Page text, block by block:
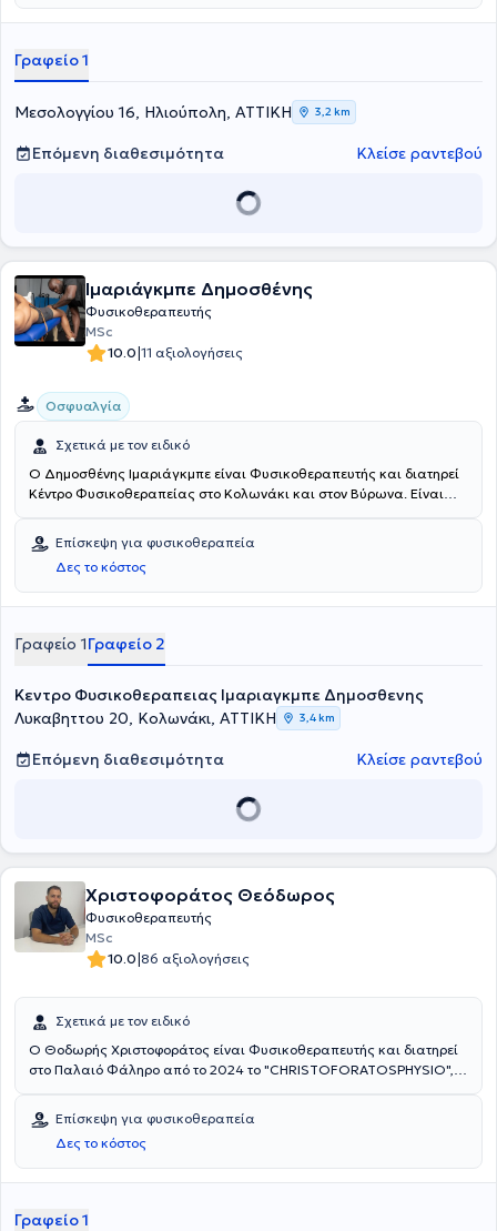
σύγχρονα εξοπλισμένος και σε συνδυασμό με το εξειδικευμένο και
υπηρεσιών με άμεσα και ποιοτικά αποτελέσματα.
Γραφείο 1
Μεσολογγίου 16, Ηλιούπολη, ΑΤΤΙΚΗ 3,2 km
Επόμενη διαθεσιμότητα Κλείσε ραντεβού
Ιμαριάγκμπε Δημοσθένης
Φυσικοθεραπευτής
MSc
10.0|11 αξιολογήσεις
Οσφυαλγία
Σχετικά με τον ειδικό
Ο Δημοσθένης Ιμαριάγκμπε είναι Φυσικοθεραπευτής και διατηρεί
Κέντρο Φυσικοθεραπείας στο Κολωνάκι και στον Βύρωνα. Είναι
και καθηγητής φυσικοθεραπείας του ΙΕΚ ΟΜΗΡΟΣ. Ο ειδικός
εφαρμόζει σύγχρονες μέθοδοι φυσικοθεραπείας για την
αποκατάσταση επίπονων μυοσκελετικών παθήσεων και
τραυματισμών. Με τη χρήση σύγχρονου φυσικοθεραπευτικού
αναπνευστικών, νευρολογικών παθήσεων, αθλητικών κακώσεων,
θεραπευτική μάλαξη, ενδυνάμωση αλλά και συντήρηση.
ανάμεσα στον φυσικοθεραπευτή και τους ασθενείς του.
Επίσκεψη για φυσικοθεραπεία
Δες το κόστος
Γραφείο 1Γραφείο 2
Κεντρο Φυσικοθεραπειας Ιμαριαγκμπε Δημοσθενης
Λυκαβηττου 20, Κολωνάκι, ΑΤΤΙΚΗ
3,4 km
Επόμενη διαθεσιμότητα Κλείσε ραντεβού
Χριστοφοράτος Θεόδωρος
Φυσικοθεραπευτής
MSc
10.0|86 αξιολογήσεις
Σχετικά με τον ειδικό
Ο Θοδωρής Χριστοφοράτος είναι Φυσικοθεραπευτής και διατηρεί
στο Παλαιό Φάληρο από το 2024 το "CHRISTOFORATOSPHYSIO",
σκοπό να προσφέρει τις υπηρεσίες του σε ένα πλήρως
διαμορφωμένο χώρο. Το 2017 αποφήτησε από το Ανώτατο
Τεχνολογικό Εκπαιδευτικό Ίδρύμα Αθηνών. Την περίοδο 2018 έως
2019 εργάστηκε στο Mediterraneo Hospital, όπου ανέλαβε την
καρδιοαναπνευτικών περιστατικών. Επιπλέον, διαχειρίστηκε
Επίσκεψη για φυσικοθεραπεία
Δες το κόστος
Γραφείο 1